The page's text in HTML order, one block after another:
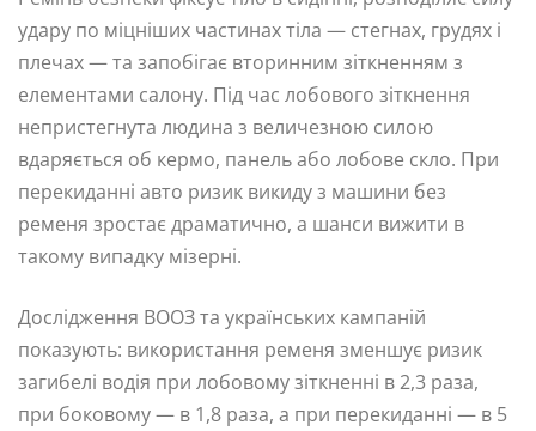
удару по міцніших частинах тіла — стегнах, грудях і
плечах — та запобігає вторинним зіткненням з
елементами салону. Під час лобового зіткнення
непристегнута людина з величезною силою
вдаряється об кермо, панель або лобове скло. При
перекиданні авто ризик викиду з машини без
ременя зростає драматично, а шанси вижити в
такому випадку мізерні.
Дослідження ВООЗ та українських кампаній
показують: використання ременя зменшує ризик
загибелі водія при лобовому зіткненні в 2,3 раза,
при боковому — в 1,8 раза, а при перекиданні — в 5